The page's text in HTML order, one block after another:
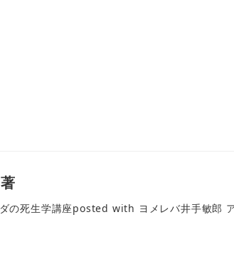
の死生学講座posted with ヨメレバ井手敏郎